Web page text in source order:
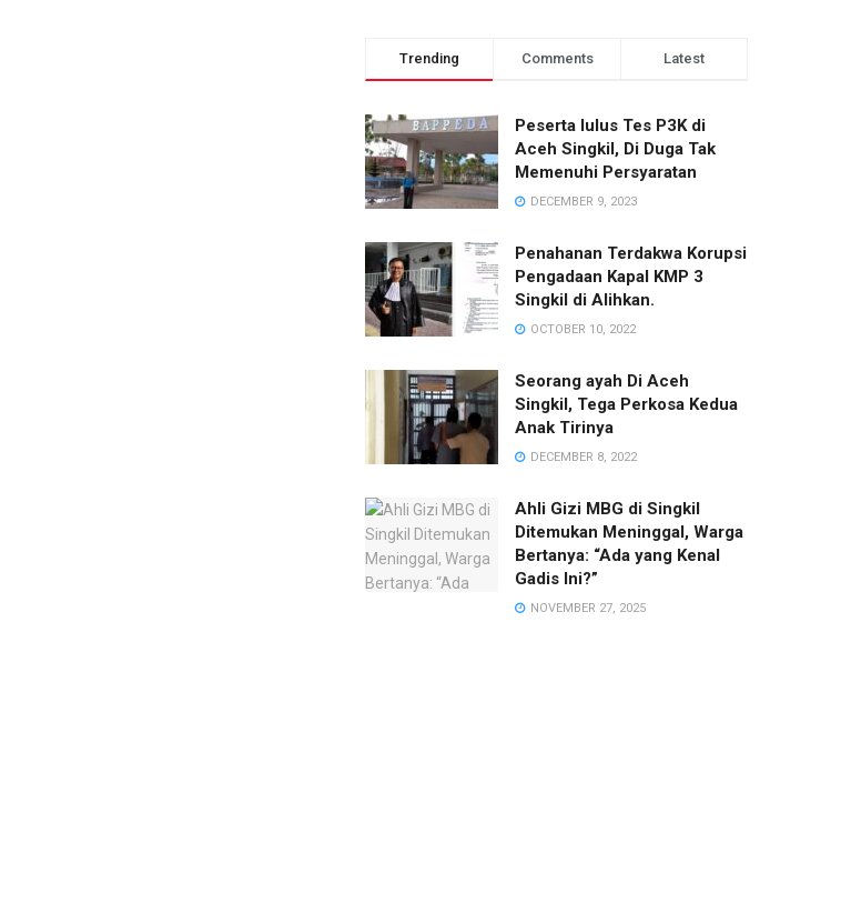
Trending Comments Latest
Peserta lulus Tes P3K di
Aceh Singkil, Di Duga Tak
Memenuhi Persyaratan
DECEMBER 9, 2023
Penahanan Terdakwa Korupsi
Pengadaan Kapal KMP 3
Singkil di Alihkan.
OCTOBER 10, 2022
Seorang ayah Di Aceh
Singkil, Tega Perkosa Kedua
Anak Tirinya
DECEMBER 8, 2022
Ahli Gizi MBG di Singkil
Ditemukan Meninggal, Warga
Bertanya: “Ada yang Kenal
Gadis Ini?”‎
NOVEMBER 27, 2025